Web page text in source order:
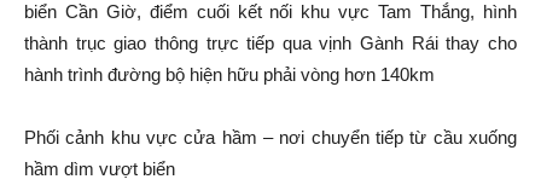
biển Cần Giờ, điểm cuối kết nối khu vực Tam Thắng, hình
thành trục giao thông trực tiếp qua vịnh Gành Rái thay cho
hành trình đường bộ hiện hữu phải vòng hơn 140km
Phối cảnh khu vực cửa hầm – nơi chuyển tiếp từ cầu xuống
hầm dìm vượt biển